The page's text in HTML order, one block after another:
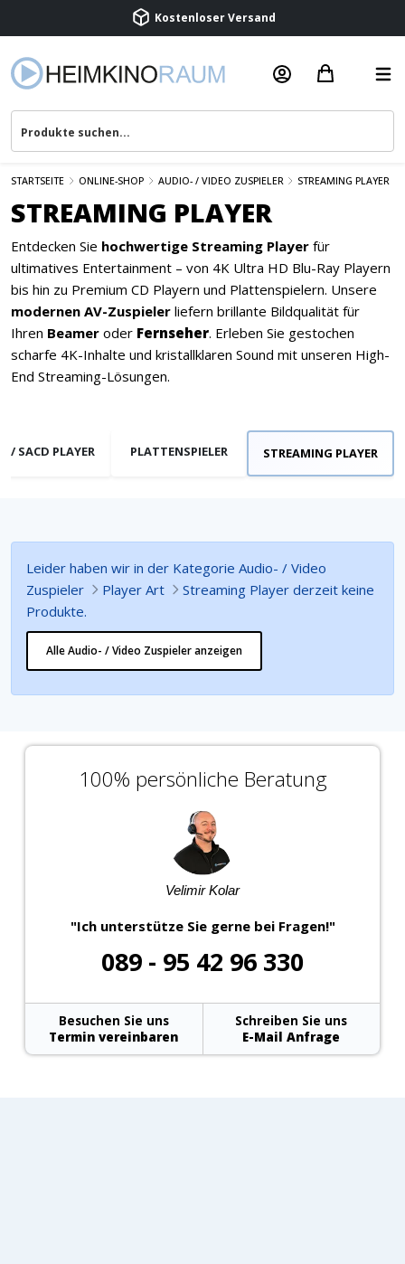
Kostenloser Versand
Beratung & Service
STARTSEITE ONLINE-SHOP AUDIO- / VIDEO ZUSPIELER STREAMING PLAYER
STREAMING PLAYER
Entdecken Sie hochwertige Streaming Player für
ultimatives Entertainment – von 4K Ultra HD Blu-Ray Playern
bis hin zu Premium CD Playern und Plattenspielern. Unsere
modernen AV-Zuspieler liefern brillante Bildqualität für
Ihren Beamer oder Fernseher. Erleben Sie gestochen
scharfe 4K-Inhalte und kristallklaren Sound mit unseren High-
End Streaming-Lösungen.
/ SACD PLAYER PLATTENSPIELER STREAMING PLAYER
Leider haben wir in der Kategorie Audio- / Video
Zuspieler
Player Art
Streaming Player derzeit keine
Produkte.
Alle Audio- / Video Zuspieler anzeigen
100% persönliche Beratung
Velimir Kolar
"Ich unterstütze Sie gerne bei Fragen!"
089 - 95 42 96 330
Besuchen Sie uns
Termin vereinbaren
Schreiben Sie uns
E-Mail Anfrage